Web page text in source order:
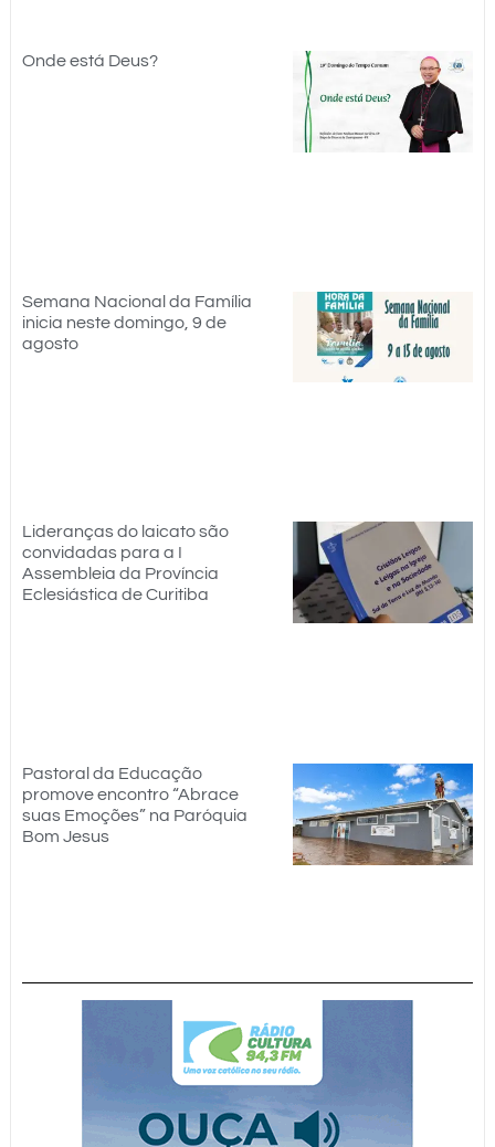
Onde está Deus?
Semana Nacional da Família
inicia neste domingo, 9 de
agosto
Lideranças do laicato são
convidadas para a I
Assembleia da Província
Eclesiástica de Curitiba
Pastoral da Educação
promove encontro “Abrace
suas Emoções” na Paróquia
Bom Jesus